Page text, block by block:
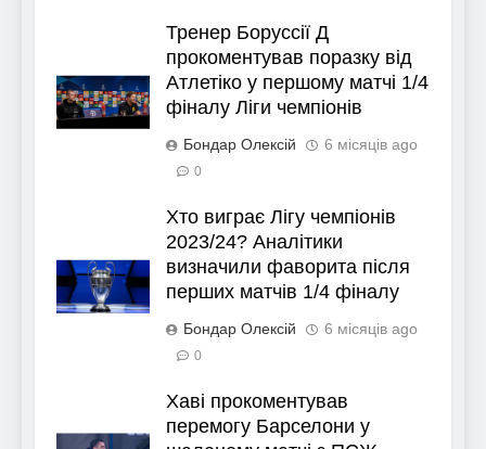
Тренер Боруссії Д
прокоментував поразку від
Атлетіко у першому матчі 1/4
фіналу Ліги чемпіонів
Бондар Олексій 6 місяців ago
0
Хто виграє Лігу чемпіонів
2023/24? Аналітики
визначили фаворита після
перших матчів 1/4 фіналу
Бондар Олексій 6 місяців ago
0
Хаві прокоментував
перемогу Барселони у